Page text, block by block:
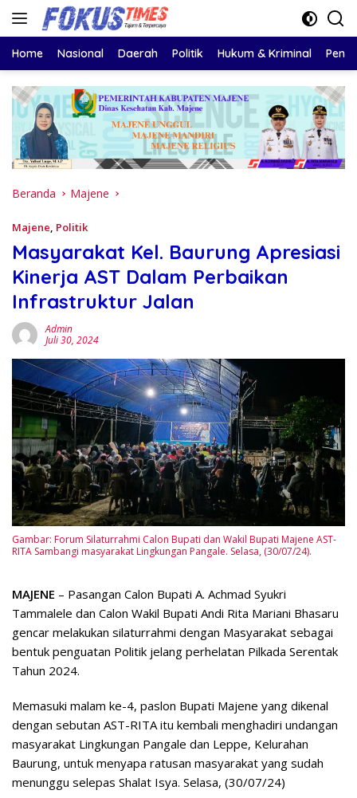
Langsung
Home Nasional Daerah Politik Hukum & Kriminal
Beranda Majene
Majene, Politik
Masyarakat Kel. Baurung Apresiasi
Kinerja AST Dalam Perbaikan
Infrastruktur Jalan
Admin
Juli 30, 2024
Gambar: Forum Silaturrahmi Calon Bupati dan Wakil Bupati Majene AST-
RITA Sambangi masyarakat Lingkungan Pangale. Selasa, (30/07/24).
MAJENE – Pasangan Calon Bupati A. Achmad Syukri
Tammalele dan Calon Wakil Bupati Andi Rita Mariani Bhasaru
gencar melakukan silaturrahmi dengan Masyarakat sebagai
bentuk penguatan Politik jelang perhelatan Pilkada Serentak
Tahun 2024.
Memasuki malam ke-4, paslon Bupati Majene yang dikenal
dengan sebutan AST-RITA itu kembali menghadiri undangan
masyarakat Lingkungan Pangale dan Leppe, Kelurahan
Baurung, untuk menyapa ratusan masyarakat yang sudah
menunggu selepas Shalat Isya. Selasa, (30/07/24)